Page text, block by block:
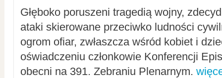
Głęboko poruszeni tragedią wojny,
ataki skierowane przeciwko ludności
ogrom ofiar, zwłaszcza wśród kobiet i
oświadczeniu członkowie Konferencji
obecni na 391. Zebraniu Plenarnym.